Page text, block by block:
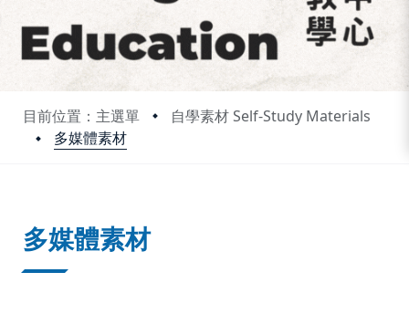
目前位置：主選單
自學素材 Self-Study Materials
多媒體素材
多媒體素材